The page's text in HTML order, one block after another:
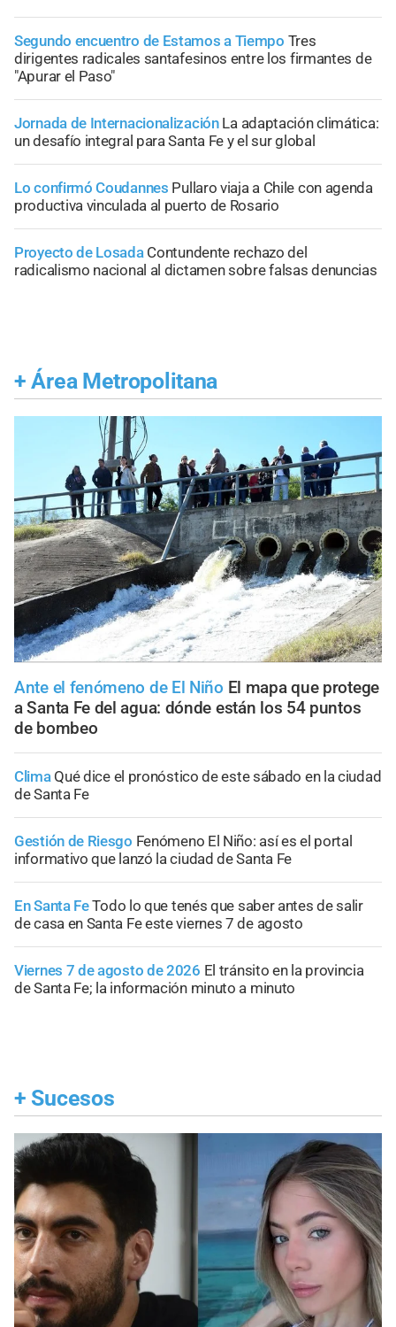
Segundo encuentro de Estamos a Tiempo Tres
dirigentes radicales santafesinos entre los firmantes de
"Apurar el Paso"
Jornada de Internacionalización La adaptación climática:
un desafío integral para Santa Fe y el sur global
Lo confirmó Coudannes Pullaro viaja a Chile con agenda
productiva vinculada al puerto de Rosario
Proyecto de Losada Contundente rechazo del
radicalismo nacional al dictamen sobre falsas denuncias
+ Área Metropolitana
Ante el fenómeno de El Niño El mapa que protege
a Santa Fe del agua: dónde están los 54 puntos
de bombeo
Clima Qué dice el pronóstico de este sábado en la ciudad
de Santa Fe
Gestión de Riesgo Fenómeno El Niño: así es el portal
informativo que lanzó la ciudad de Santa Fe
En Santa FeTodo lo que tenés que saber antes de salir
de casa en Santa Fe este viernes 7 de agosto
Viernes 7 de agosto de 2026 El tránsito en la provincia
de Santa Fe; la información minuto a minuto
+ Sucesos